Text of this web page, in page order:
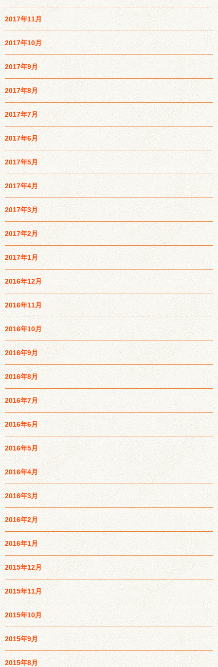
2017年11月
2017年10月
2017年9月
2017年8月
2017年7月
2017年6月
2017年5月
2017年4月
2017年3月
2017年2月
2017年1月
2016年12月
2016年11月
2016年10月
2016年9月
2016年8月
2016年7月
2016年6月
2016年5月
2016年4月
2016年3月
2016年2月
2016年1月
2015年12月
2015年11月
2015年10月
2015年9月
2015年8月